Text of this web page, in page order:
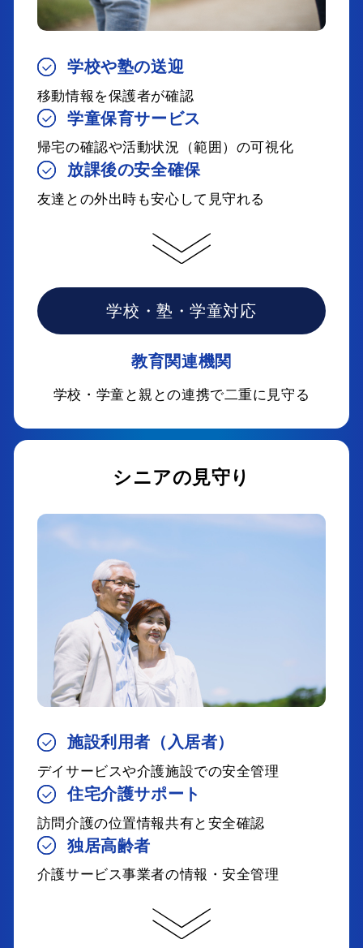
学校や塾の送迎
移動情報を保護者が確認
学童保育サービス
帰宅の確認や活動状況（範囲）の可視化
放課後の安全確保
友達との外出時も安心して見守れる
学校・塾・学童対応
教育関連機関
学校・学童と親との連携で二重に見守る
シニアの見守り
施設利用者（入居者）
デイサービスや介護施設での安全管理
住宅介護サポート
訪問介護の位置情報共有と安全確認
独居高齢者
介護サービス事業者の情報・安全管理